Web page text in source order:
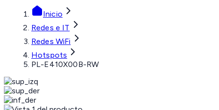
Inicio
Redes e IT
Redes WiFi
Hotspots
PL-E410X00B-RW